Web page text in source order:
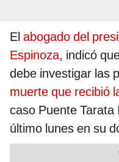
El abogado del
Espinoza, indicó
debe investigar las
muerte que recibió
caso Puente Tarata
último lunes en su